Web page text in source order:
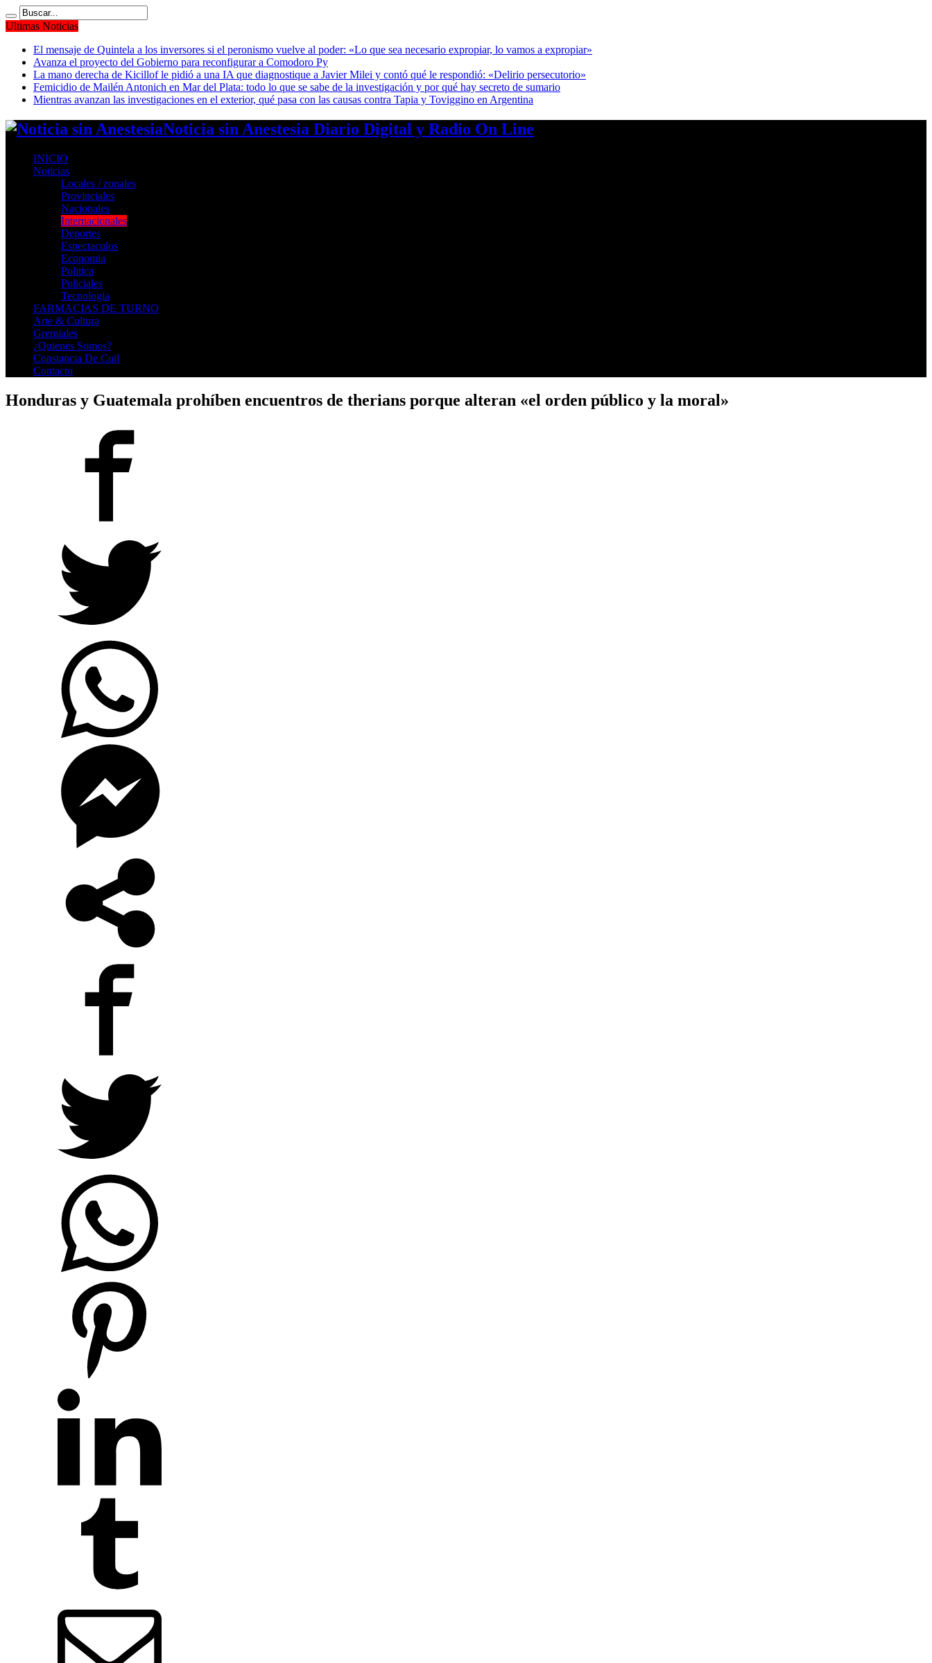
Ultimas Noticias
El mensaje de Quintela a los inversores si el peronismo vuelve al poder: «Lo que sea necesario expropiar, lo vamos a expropiar»
Avanza el proyecto del Gobierno para reconfigurar a Comodoro Py
La mano derecha de Kicillof le pidió a una IA que diagnostique a Javier Milei y contó qué le respondió: «Delirio persecutorio»
Femicidio de Mailén Antonich en Mar del Plata: todo lo que se sabe de la investigación y por qué hay secreto de sumario
Mientras avanzan las investigaciones en el exterior, qué pasa con las causas contra Tapia y Toviggino en Argentina
Noticia sin Anestesia Diario Digital y Radio On Line
INICIO
Noticias
Locales / zonales
Provinciales
Nacionales
Internacionales
Deportes
Espectaculos
Economia
Politica
Policiales
Tecnologia
FARMACIAS DE TURNO
Arte & Cultura
Gremiales
¿Quienes Somos?
Constancia De Cuil
Contacto
Honduras y Guatemala prohíben encuentros de therians porque alteran «el orden público y la moral»